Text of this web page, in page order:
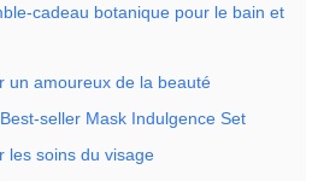
cadeau botanique pour le bain et
un amoureux de la beauté
seller Mask Indulgence Set
les soins du visage